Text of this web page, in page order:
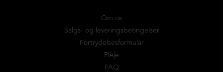
Om os
Salgs- og leveringsbetingelser
Fortrydelsesformular
Pleje
FAQ